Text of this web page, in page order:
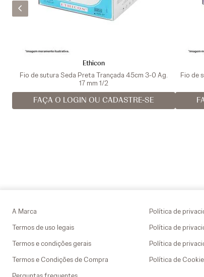
Ethicon
Fio de sutura Seda Preta Trançada 45cm 3-0 Ag.
17 mm 1/2
FAÇA O LOGIN OU CADASTRE-SE
Fio de
A Marca
Termos de uso legais
Termos e condições gerais
Termos e Condições de Compra
Política de
Política de
Política de
Política de